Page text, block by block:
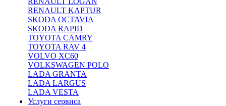
RENAULT KAPTUR
SKODA OCTAVIA
SKODA RAPID
TOYOTA CAMRY
TOYOTA RAV 4
VOLVO XC60
VOLKSWAGEN POLO
LADA GRANTA
LADA LARGUS
LADA VESTA
Услуги сервиса